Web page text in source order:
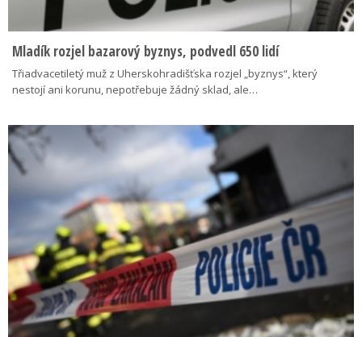
Mladík rozjel bazarový byznys, podvedl 650 lidí
Třiadvacetiletý muž z Uherskohradišťska rozjel „byznys“, který
nestojí ani korunu, nepotřebuje žádný sklad, ale…